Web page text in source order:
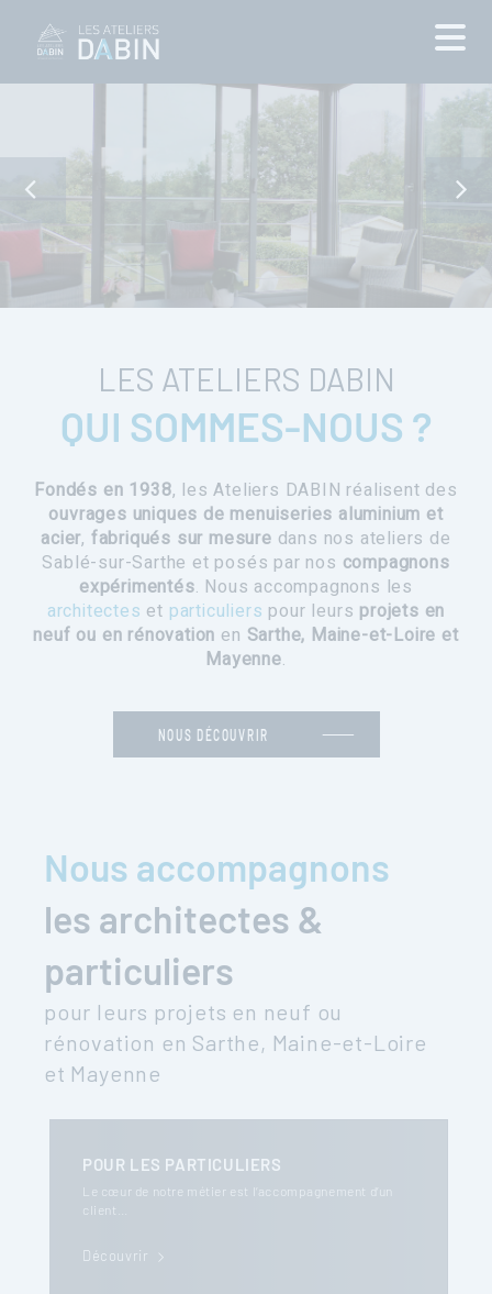
LES ATELIERS DABIN
QUI SOMMES-NOUS ?
Fondés en 1938, les Ateliers DABIN réalisent des
ouvrages uniques de menuiseries aluminium et
acier, fabriqués sur mesure dans nos ateliers de
Sablé-sur-Sarthe et posés par nos compagnons
expérimentés. Nous accompagnons les
architectes et particuliers pour leurs projets en
neuf ou en rénovation en Sarthe, Maine-et-Loire et
Mayenne.
NOUS DÉCOUVRIR
Nous accompagnons
les architectes &
particuliers
pour leurs projets en neuf ou
rénovation en Sarthe, Maine-et-Loire
et Mayenne
POUR LES PARTICULIERS
Le cœur de notre métier est l’accompagnement d’un
client…
Découvrir